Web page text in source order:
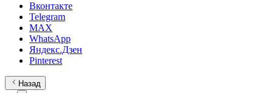
Вконтакте
Telegram
MAX
WhatsApp
Яндекс.Дзен
Pinterest
Назад